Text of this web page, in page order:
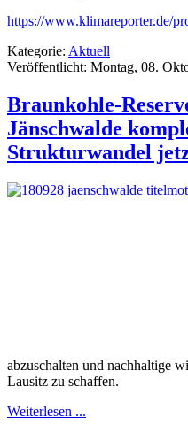
https://www.klimareporter.de/
Kategorie: Aktuell
Veröffentlicht: Montag, 08.
Braunkohle-
Jänschwalde
Strukturwandel
abzuschalten und nachhaltige
Lausitz zu schaffen.
Weiterlesen ...